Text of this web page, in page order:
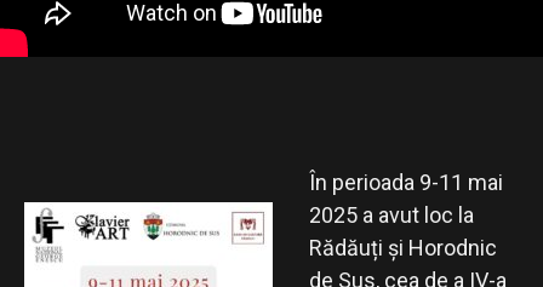
În perioada 9-11 mai
2025 a avut loc la
Rădăuți și Horodnic
de Sus, cea de a IV-a